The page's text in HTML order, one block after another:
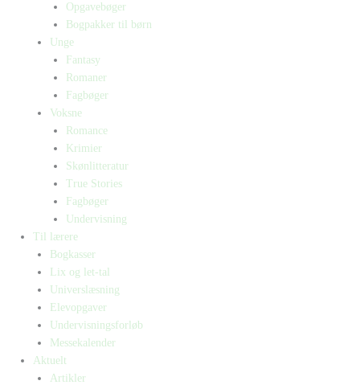
Opgavebøger
Bogpakker til børn
Unge
Fantasy
Romaner
Fagbøger
Voksne
Romance
Krimier
Skønlitteratur
True Stories
Fagbøger
Undervisning
Til lærere
Bogkasser
Lix og let-tal
Universlæsning
Elevopgaver
Undervisningsforløb
Messekalender
Aktuelt
Artikler